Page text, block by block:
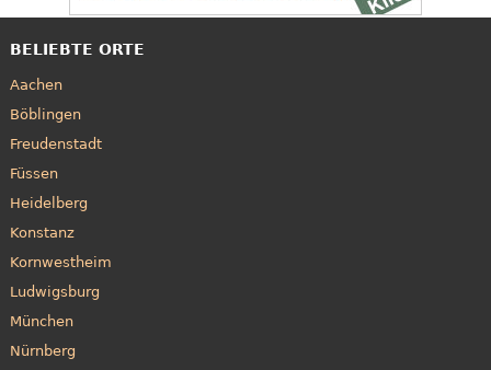
BELIEBTE ORTE
Aachen
Böblingen
Freudenstadt
Füssen
Heidelberg
Konstanz
Kornwestheim
Ludwigsburg
München
Nürnberg